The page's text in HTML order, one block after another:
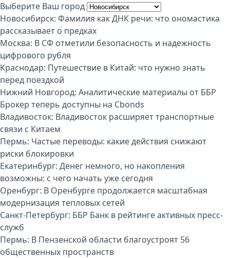
Выберите Ваш город
Новосибирск: Фамилия как ДНК речи: что ономастика
рассказывает о предках
Москва: В СФ отметили безопасность и надежность
цифрового рубля
Краснодар: Путешествие в Китай: что нужно знать
перед поездкой
Нижний Новгород: Аналитические материалы от ББР
Брокер теперь доступны на Cbonds
Владивосток: Владивосток расширяет транспортные
связи с Китаем
Пермь: Частые переводы: какие действия снижают
риски блокировки
Екатеринбург: Денег немного, но накопления
возможны: с чего начать уже сегодня
Оренбург: В Оренбурге продолжается масштабная
модернизация тепловых сетей
Санкт-Петербург: ББР Банк в рейтинге активных пресс-
служб
Пермь: В Пензенской области благоустроят 56
общественных пространств